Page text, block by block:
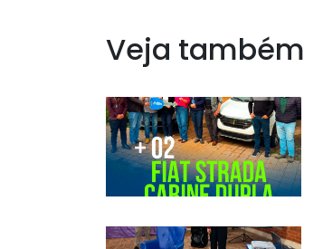
Veja também